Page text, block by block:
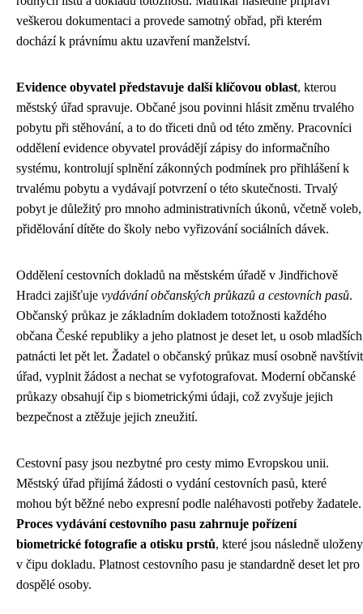
veškerou dokumentaci a provede samotný obřad, při kterém
dochází k právnímu aktu uzavření manželství.
Evidence obyvatel představuje další klíčovou oblast, kterou
městský úřad spravuje. Občané jsou povinni hlásit změnu trvalého
pobytu při stěhování, a to do třiceti dnů od této změny. Pracovníci
oddělení evidence obyvatel provádějí zápisy do informačního
systému, kontrolují splnění zákonných podmínek pro přihlášení k
trvalému pobytu a vydávají potvrzení o této skutečnosti. Trvalý
pobyt je důležitý pro mnoho administrativních úkonů, včetně voleb,
přidělování dítěte do školy nebo vyřizování sociálních dávek.
Oddělení cestovních dokladů na městském úřadě v Jindřichově
Hradci zajišťuje vydávání občanských průkazů a cestovních pasů.
Občanský průkaz je základním dokladem totožnosti každého
občana České republiky a jeho platnost je deset let, u osob mladších
patnácti let pět let. Žadatel o občanský průkaz musí osobně navštívit
úřad, vyplnit žádost a nechat se vyfotografovat. Moderní občanské
průkazy obsahují čip s biometrickými údaji, což zvyšuje jejich
bezpečnost a ztěžuje jejich zneužití.
Cestovní pasy jsou nezbytné pro cesty mimo Evropskou unii.
Městský úřad přijímá žádosti o vydání cestovních pasů, které
mohou být běžné nebo expresní podle naléhavosti potřeby žadatele.
Proces vydávání cestovního pasu zahrnuje pořízení
biometrické fotografie a otisku prstů, které jsou následně uloženy
v čipu dokladu. Platnost cestovního pasu je standardně deset let pro
dospělé osoby.